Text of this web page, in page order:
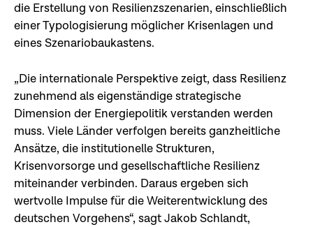
die Erstellung von Resilienzszenarien, einschließlich
einer Typologisierung möglicher Krisenlagen und
eines Szenariobaukastens.
„Die internationale Perspektive zeigt, dass Resilienz
zunehmend als eigenständige strategische
Dimension der Energiepolitik verstanden werden
muss. Viele Länder verfolgen bereits ganzheitliche
Ansätze, die institutionelle Strukturen,
Krisenvorsorge und gesellschaftliche Resilienz
miteinander verbinden. Daraus ergeben sich
wertvolle Impulse für die Weiterentwicklung des
deutschen Vorgehens“, sagt Jakob Schlandt,